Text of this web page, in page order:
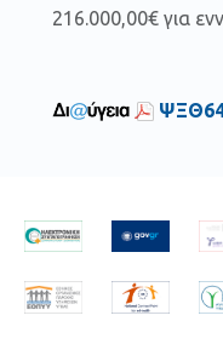
216.000,00€ για